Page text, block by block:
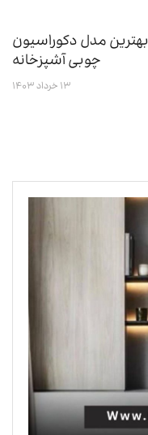
بهترین مدل دکوراسیون
چوبی آشپزخانه
۱۳ خرداد ۱۴۰۳